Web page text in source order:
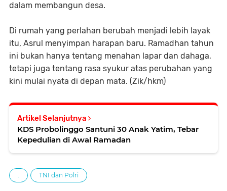
dalam membangun desa.
Di rumah yang perlahan berubah menjadi lebih layak
itu, Asrul menyimpan harapan baru. Ramadhan tahun
ini bukan hanya tentang menahan lapar dan dahaga,
tetapi juga tentang rasa syukur atas perubahan yang
kini mulai nyata di depan mata. (Zik/hkm)
Artikel Selanjutnya
KDS Probolinggo Santuni 30 Anak Yatim, Tebar
Kepedulian di Awal Ramadan
. TNI dan Polri